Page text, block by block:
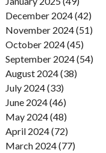
December 2024 (42)
November 2024 (51)
October 2024 (45)
September 2024 (54)
August 2024 (38)
July 2024 (33)
June 2024 (46)
May 2024 (48)
April 2024 (72)
March 2024 (77)